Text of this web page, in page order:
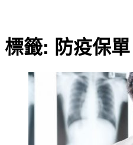
標籤: 防疫保單